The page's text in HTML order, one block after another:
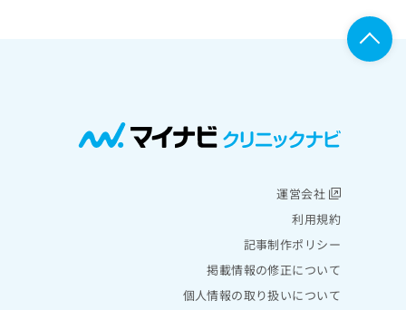
運営会社
利用規約
記事制作ポリシー
掲載情報の修正について
個人情報の取り扱いについて